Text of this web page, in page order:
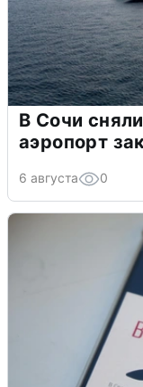
В Сочи
аэропорт
6 августа 0